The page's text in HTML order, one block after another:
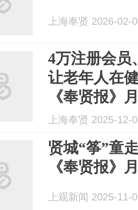
上海奉贤 2026-02-
4万注册会员
让老年人在
《奉贤报》
上海奉贤 2025-12-
贤城“筝”童
《奉贤报》
上观新闻 2025-11-